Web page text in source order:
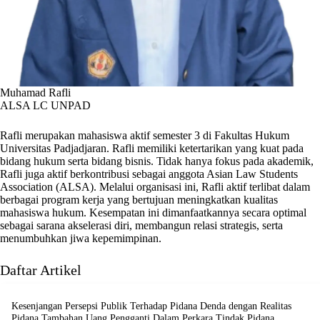
Muhamad Rafli
ALSA LC UNPAD
Rafli merupakan mahasiswa aktif semester 3 di Fakultas Hukum
Universitas Padjadjaran. Rafli memiliki ketertarikan yang kuat pada
bidang hukum serta bidang bisnis. Tidak hanya fokus pada akademik,
Rafli juga aktif berkontribusi sebagai anggota Asian Law Students
Association (ALSA). Melalui organisasi ini, Rafli aktif terlibat dalam
berbagai program kerja yang bertujuan meningkatkan kualitas
mahasiswa hukum. Kesempatan ini dimanfaatkannya secara optimal
sebagai sarana akselerasi diri, membangun relasi strategis, serta
menumbuhkan jiwa kepemimpinan.
Daftar Artikel
Kesenjangan Persepsi Publik Terhadap Pidana Denda dengan Realitas